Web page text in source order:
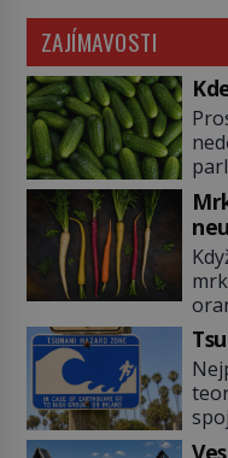
ZAJÍMAVOSTI